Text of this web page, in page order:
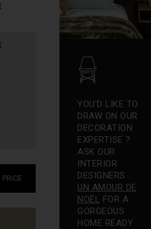
PRICE
YOU'D LIKE TO
DRAW ON OUR
DECORATION
EXPERTISE ?
ASK OUR
INTERIOR
DESIGNERS :
UN AMOUR DE
NOËL FOR A
GORGEOUS
HOME READY